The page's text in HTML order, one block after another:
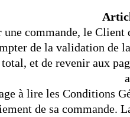
une commande, le
de la validation de
et de revenir aux
à lire les Conditions
de sa commande.